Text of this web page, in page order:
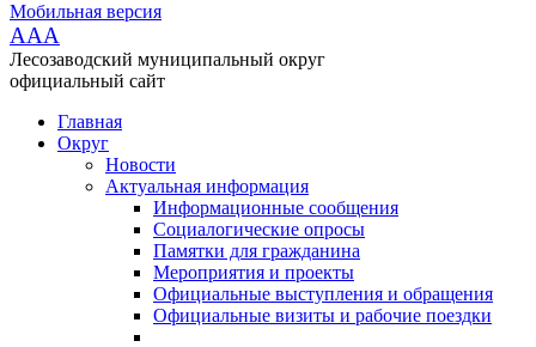
Мобильная версия
AAA
Лесозаводский муниципальный округ
официальный сайт
Главная
Округ
Новости
Актуальная информация
Информационные сообщения
Социалогические опросы
Памятки для гражданина
Мероприятия и проекты
Официальные выступления и обращения
Официальные визиты и рабочие поездки